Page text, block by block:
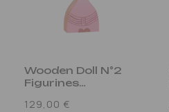
Wooden Doll N°2
Figurines
Prix
129,00 €